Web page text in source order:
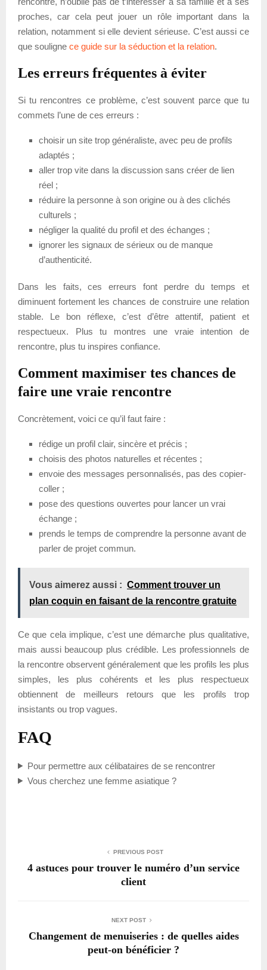
proches, car cela peut jouer un rôle important dans la
relation, notamment si elle devient sérieuse. C’est aussi ce
que souligne ce guide sur la séduction et la relation.
Les erreurs fréquentes à éviter
Si tu rencontres ce problème, c’est souvent parce que tu
commets l’une de ces erreurs :
choisir un site trop généraliste, avec peu de profils
adaptés ;
aller trop vite dans la discussion sans créer de lien
réel ;
réduire la personne à son origine ou à des clichés
culturels ;
négliger la qualité du profil et des échanges ;
ignorer les signaux de sérieux ou de manque
d’authenticité.
Dans les faits, ces erreurs font perdre du temps et
diminuent fortement les chances de construire une relation
stable. Le bon réflexe, c’est d’être attentif, patient et
respectueux. Plus tu montres une vraie intention de
rencontre, plus tu inspires confiance.
Comment maximiser tes chances de
faire une vraie rencontre
Concrètement, voici ce qu’il faut faire :
rédige un profil clair, sincère et précis ;
choisis des photos naturelles et récentes ;
envoie des messages personnalisés, pas des copier-
coller ;
pose des questions ouvertes pour lancer un vrai
échange ;
prends le temps de comprendre la personne avant de
parler de projet commun.
Vous aimerez aussi : Comment trouver un
plan coquin en faisant de la rencontre gratuite
Ce que cela implique, c’est une démarche plus qualitative,
mais aussi beaucoup plus crédible. Les professionnels de
la rencontre observent généralement que les profils les plus
simples, les plus cohérents et les plus respectueux
obtiennent de meilleurs retours que les profils trop
insistants ou trop vagues.
FAQ
Pour permettre aux célibataires de se rencontrer
Vous cherchez une femme asiatique ?
PREVIOUS POST
4 astuces pour trouver le numéro d’un service
client
NEXT POST
Changement de menuiseries : de quelles aides
peut-on bénéficier ?